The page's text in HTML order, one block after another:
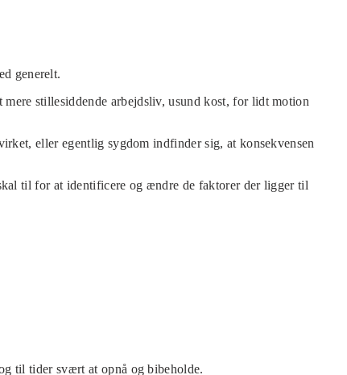
generelt.
stillesiddende arbejdsliv, usund kost, for lidt motion
eller egentlig sygdom indfinder sig, at konsekvensen
til for at identificere og ændre de faktorer der ligger til
til tider svært at opnå og bibeholde.